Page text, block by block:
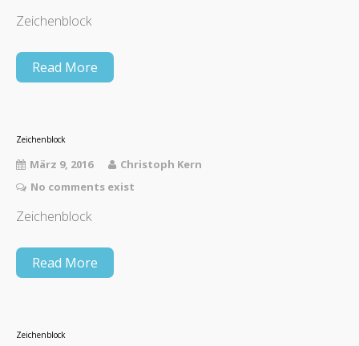
Zeichenblock
Read More
Zeichenblock
März 9, 2016
Christoph Kern
No comments exist
Zeichenblock
Read More
Zeichenblock